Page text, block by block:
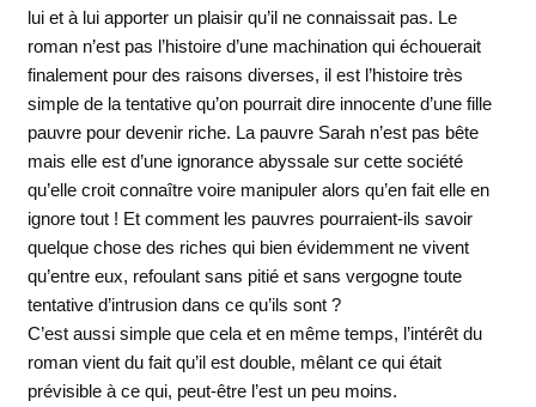
lui et à lui apporter un plaisir qu’il ne connaissait pas. Le
roman n’est pas l’histoire d’une machination qui échouerait
finalement pour des raisons diverses, il est l’histoire très
simple de la tentative qu’on pourrait dire innocente d’une fille
pauvre pour devenir riche. La pauvre Sarah n’est pas bête
mais elle est d’une ignorance abyssale sur cette société
qu’elle croit connaître voire manipuler alors qu’en fait elle en
ignore tout ! Et comment les pauvres pourraient-ils savoir
quelque chose des riches qui bien évidemment ne vivent
qu’entre eux, refoulant sans pitié et sans vergogne toute
tentative d’intrusion dans ce qu’ils sont ?
C’est aussi simple que cela et en même temps, l’intérêt du
roman vient du fait qu’il est double, mêlant ce qui était
prévisible à ce qui, peut-être l’est un peu moins.